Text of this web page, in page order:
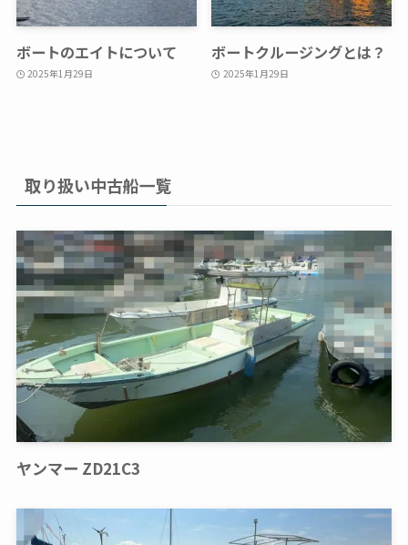
ボートのエイトについて
2025年1月29日
ボートクルージングとは？
2025年1月29日
取り扱い中古船一覧
ヤンマー ZD21C3